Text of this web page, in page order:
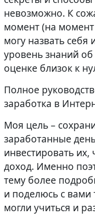
невозможно. К
момент (на момент
могу назвать себя
уровень знаний
оценке близок к
Полное
заработка в
Моя цель –
заработанные
инвестировать
доход. Именно
тему более
и поделюсь с
могли учиться и